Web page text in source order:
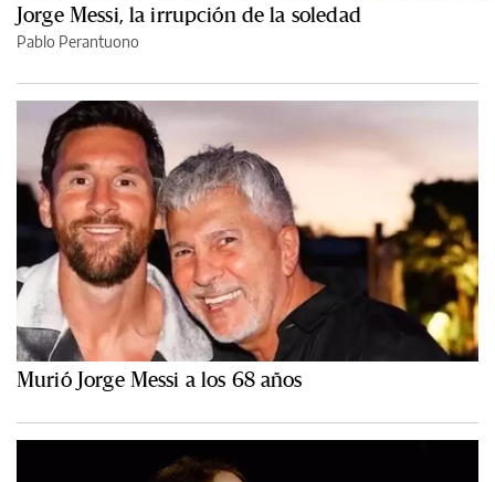
Jorge Messi, la irrupción de la soledad
Pablo Perantuono
Murió Jorge Messi a los 68 años